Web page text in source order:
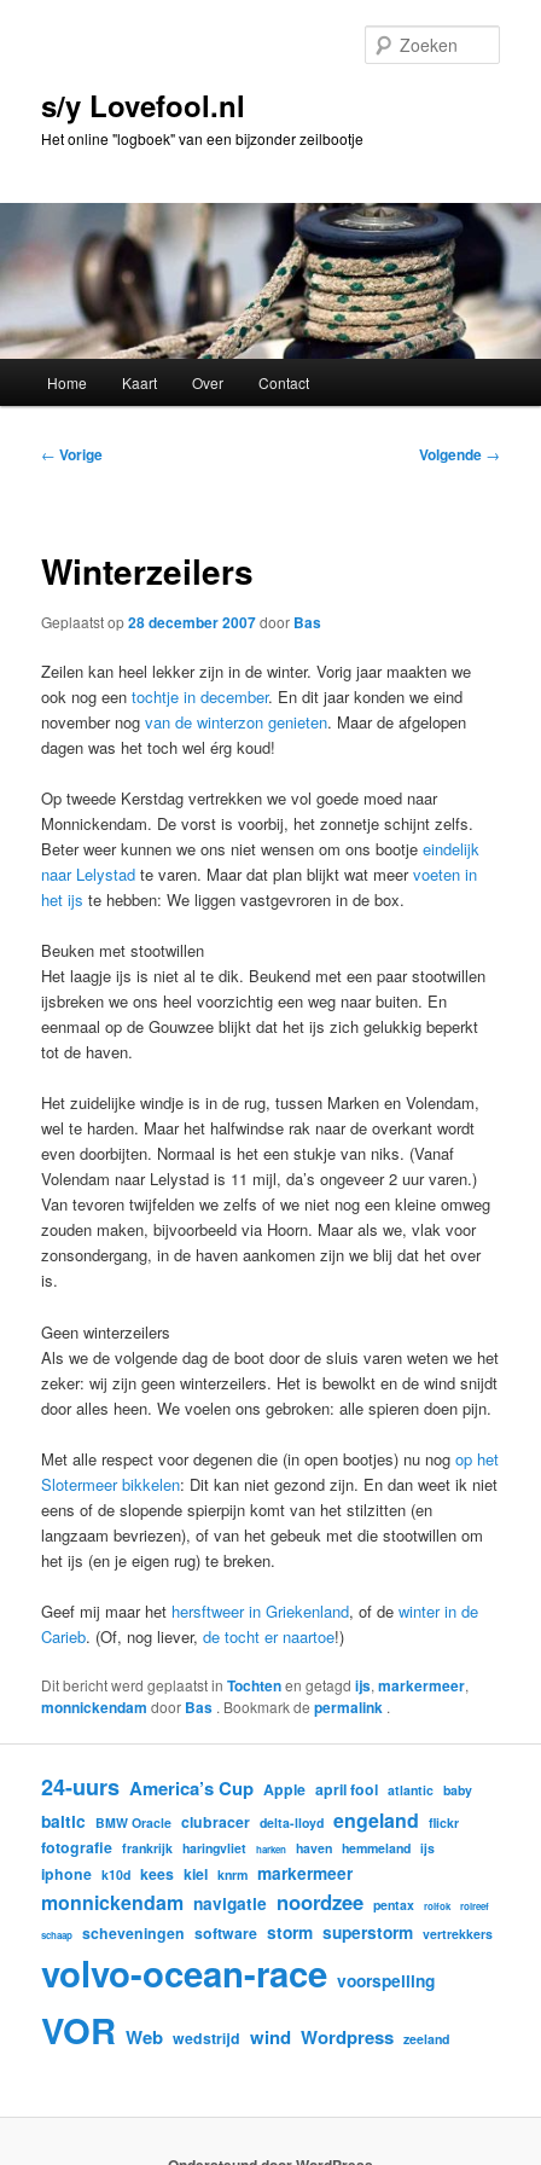
inhouds/y Lovefool.nl
Het online "logboek" van een bijzonder zeilbootje
Home Kaart Over Contact
Bericht
← Vorige Volgende →
Winterzeilers
Geplaatst op28 december 2007door Bas
Zeilen kan heel lekker zijn in de winter. Vorig jaar maakten we
ook nog eentochtje in december. En dit jaar konden we eind
november nogvan de winterzon genieten. Maar de afgelopen
dagen was het toch wel érg koud!
Op tweede Kerstdag vertrekken we vol goede moed naar
Monnickendam. De vorst is voorbij, het zonnetje schijnt zelfs.
Beter weer kunnen we ons niet wensen om ons bootjeeindelijk
naar Lelystad te varen. Maar dat plan blijkt wat meervoeten in
het ijs te hebben: We liggen vastgevroren in de box.
Beuken met stootwillen
Het laagje ijs is niet al te dik. Beukend met een paar stootwillen
ijsbreken we ons heel voorzichtig een weg naar buiten. En
eenmaal op de Gouwzee blijkt dat het ijs zich gelukkig beperkt
tot de haven.
Het zuidelijke windje is in de rug, tussen Marken en Volendam,
wel te harden. Maar het halfwindse rak naar de overkant wordt
even doorbijten. Normaal is het een stukje van niks. (Vanaf
Volendam naar Lelystad is 11 mijl, da’s ongeveer 2 uur varen.)
Van tevoren twijfelden we zelfs of we niet nog een kleine omweg
zouden maken, bijvoorbeeld via Hoorn. Maar als we, vlak voor
zonsondergang, in de haven aankomen zijn we blij dat het over
is.
Geen winterzeilers
Als we de volgende dag de boot door de sluis varen weten we het
zeker: wij zijn geen winterzeilers. Het is bewolkt en de wind snijdt
door alles heen. We voelen ons gebroken: alle spieren doen pijn.
Met alle respect voor degenen die (in open bootjes) nu nogop het
Slotermeer bikkelen: Dit kan niet gezond zijn. En dan weet ik niet
eens of de slopende spierpijn komt van het stilzitten (en
langzaam bevriezen), of van het gebeuk met die stootwillen om
het ijs (en je eigen rug) te breken.
Geef mij maar het hersftweer in Griekenland, of dewinter in de
Carieb. (Of, nog liever,de tocht er naartoe!)
Dit bericht werd geplaatst inTochtenen getagdijs,markermeer,
monnickendam door Bas . Bookmark depermalink .
24-uurs America’s Cup Apple april fool atlantic baby
baltic BMW Oracle clubracer delta-lloyd engeland flickr
fotografie frankrijk haringvliet harken haven hemmeland ijs
iphone k10d kees kiel knrm markermeer
monnickendam navigatie noordzee pentax rolfok rolreef
schaap scheveningen software storm superstorm vertrekkers
volvo-ocean-race voorspelling
VOR Web wedstrijd wind Wordpress zeeland